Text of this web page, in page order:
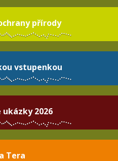
přírody
vstupenkou
2026
Tera